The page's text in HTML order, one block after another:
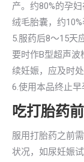
产。约80%的孕
绒毛胎囊，约
5.服药后8～15天
要时作B型超声波
续妊娠，应及时处
6.使用本品终止早
吃打胎药
服用打胎药之前
状况，如尿妊娠